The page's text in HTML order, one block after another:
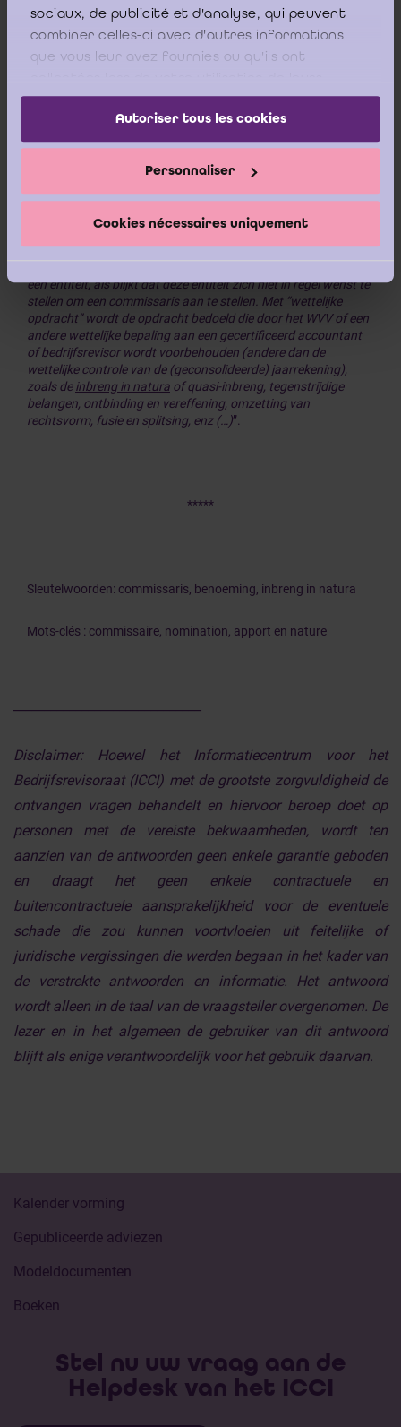
sociaux, de publicité et d'analyse, qui peuvent
combiner celles-ci avec d'autres informations
que vous leur avez fournies ou qu'ils ont
services.
Autoriser tous les cookies
Personnaliser
Cookies nécessaires uniquement
accountants en de bedrijfsrevisoren tot
interpretatie van de principes van toepassing in
geval van aanvaarding, verlenging en/of
accountant en/of bedrijfsrevisor, volgens hetwelk:
…) Gelet op het risico op strafbare deelneming aan het
misdrijf, vermeld in artikel 3:97, §1 WVV, zal de gecertificeerd
accountant of bedrijfsrevisor zich onthouden van het
een entiteit, als blijkt dat deze entiteit zich niet in regel wenst te
stellen om een commissaris aan te stellen. Met “wettelijke
opdracht” wordt de opdracht bedoeld die door het WVV of een
andere wettelijke bepaling aan een gecertificeerd accountant
of bedrijfsrevisor wordt voorbehouden (andere dan de
wettelijke controle van de (geconsolideerde) jaarrekening),
zoals deinbreng in natura of quasi-inbreng, tegenstrijdige
belangen, ontbinding en vereffening, omzetting van
rechtsvorm, fusie en splitsing, enz (…)”.
*****
Sleutelwoorden: commissaris, benoeming, inbreng in natura
Mots-clés : commissaire, nomination, apport en nature
Disclaimer: Hoewel het Informatiecentrum voor het
Bedrijfsrevisoraat (ICCI) met de grootste zorgvuldigheid de
ontvangen vragen behandelt en hiervoor beroep doet op
personen met de vereiste bekwaamheden, wordt ten
aanzien van de antwoorden geen enkele garantie geboden
en draagt het geen enkele contractuele en
buitencontractuele aansprakelijkheid voor de eventuele
schade die zou kunnen voortvloeien uit feitelijke of
juridische vergissingen die werden begaan in het kader van
de verstrekte antwoorden en informatie. Het antwoord
wordt alleen in de taal van de vraagsteller overgenomen. De
lezer en in het algemeen de gebruiker van dit antwoord
blijft als enige verantwoordelijk voor het gebruik daarvan.
Kalender vorming
Gepubliceerde adviezen
Modeldocumenten
Boeken
Stel nu uw vraag aan de
Helpdesk van het ICCI